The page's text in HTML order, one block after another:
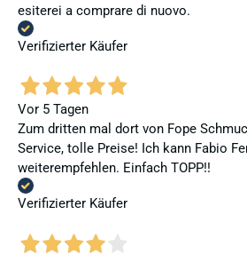
esiterei a comprare di nuovo.
Verifizierter Käufer
Vor 5 Tagen
Zum dritten mal dort von Fope
Service, tolle Preise! Ich kann Fabio
weiterempfehlen. Einfach TOPP!!
Verifizierter Käufer